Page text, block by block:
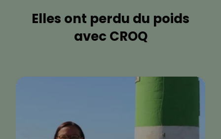
Elles ont perdu du poids
avec CROQ